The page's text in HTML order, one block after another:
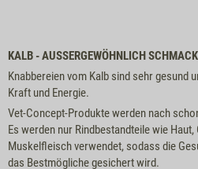
KALB - AUSSERGEWÖHNLICH
Knabbereien vom Kalb sind sehr gesund
Kraft und Energie.
Vet-Concept-Produkte werden nach
Es werden nur Rindbestandteile wie Haut,
Muskelfleisch verwendet, sodass die
das Bestmögliche gesichert wird.